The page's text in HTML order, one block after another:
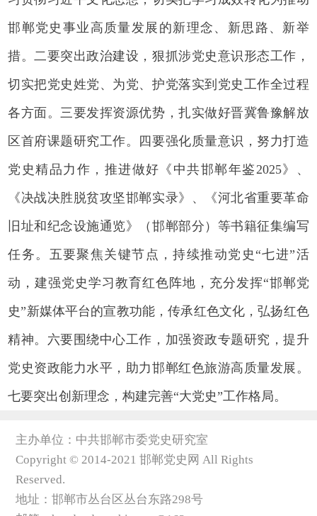
邯郸党史事业高质量发展的新理念、新思路、新举
措。二要突出政治建设，狠抓涉党史意识形态工作，
切实把党史姓党、为党、护党落实到党史工作全过程
各方面。三要发挥资源优势，扎实做好晋冀鲁豫解放
区首府课题研究工作。四要强化质量意识，努力打造
党史精品力作，推进做好《中共邯郸年鉴2025》、
《决战决胜脱贫攻坚邯郸实录》、《河北省重要革命
旧址和纪念设施通览》（邯郸部分）等书籍征集编写
任务。五要聚焦关键节点，持续推动党史“七进”活
动，建强党史学习教育红色阵地，充分发挥“邯郸党
史”新媒体平台的宣教功能，传承红色文化，弘扬红色
精神。六要围绕中心工作，加强资政专题研究，提升
党史资政能力水平，助力邯郸红色旅游高质量发展。
七要突出创新理念，构建完善“大党史”工作格局。
主办单位：中共邯郸市委党史研究室
Copyright © 2014-2021 邯郸党史网 All Rights
Reserved.
地址：邯郸市丛台区丛台东路298号